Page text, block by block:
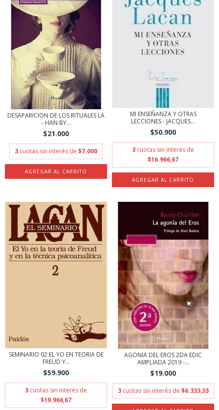
DESAPARICION DE LOS RITUALES LA
- HAN BY...
$21.000
3 cuotas sin interés de $7.000
MI ENSEÑANZA Y OTRAS
LECCIONES - JACQUES...
$50.900
3 cuotas sin interés de
$16.966,67
SEMINARIO 02 EL YO EN TEORIA DE
FREUD Y...
$59.900
3 cuotas sin interés de
$19.966,67
AGONIA DEL EROS 2DA EDIC
AMPLIADA 2019 -...
$19.000
3 cuotas sin interés de $6.333,33